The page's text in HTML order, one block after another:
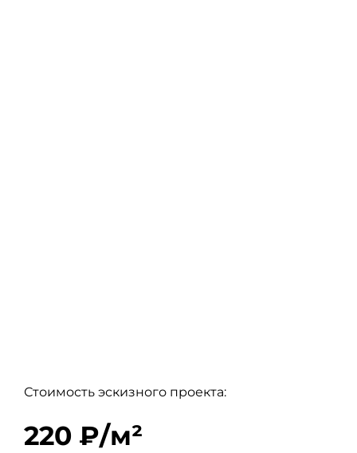
Стоимость эскизного проекта:
220 ₽/м²